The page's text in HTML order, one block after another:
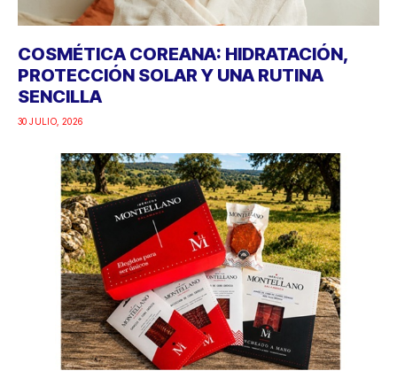
COSMÉTICA COREANA: HIDRATACIÓN,
PROTECCIÓN SOLAR Y UNA RUTINA
SENCILLA
30 JULIO, 2026